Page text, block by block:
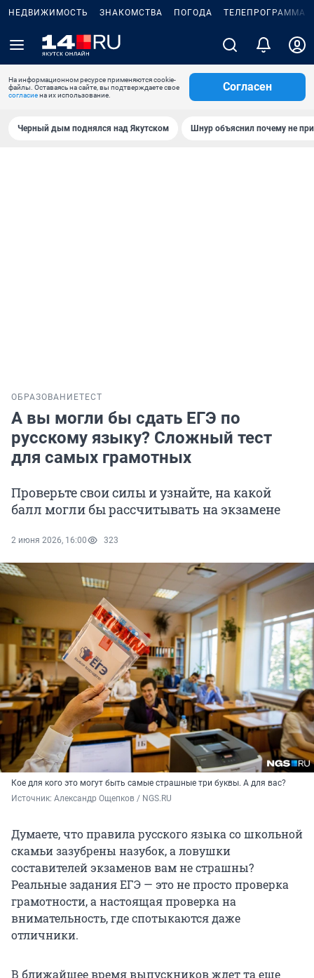
НЕДВИЖИМОСТЬ ЗНАКОМСТВА ПОГОДА ТЕЛЕПРОГРАММА
На информационном ресурсе применяются cookie-
файлы. Оставаясь на сайте, вы подтверждаете свое
согласиена их использование.
Согласен
Черный дым поднялся над Якутском Шнур объяснил почему не
ОБРАЗОВАНИЕТЕСТ
А вы могли бы сдать ЕГЭ по
русскому языку? Сложный тест
для самых грамотных
Проверьте свои силы и узнайте, на какой
балл могли бы рассчитывать на экзамене
2 июня 2026, 16:00 323
Кое для кого это могут быть самые страшные три буквы. А для вас?
Источник: Александр Ощепков / NGS.RU
Думаете, что правила русского языка со школьной
скамьи зазубрены назубок, а ловушки
составителей экзаменов вам не страшны?
Реальные задания ЕГЭ — это не просто проверка
грамотности, а настоящая проверка на
внимательность, где спотыкаются даже
отличники.
В ближайшее время выпускников ждет та еще